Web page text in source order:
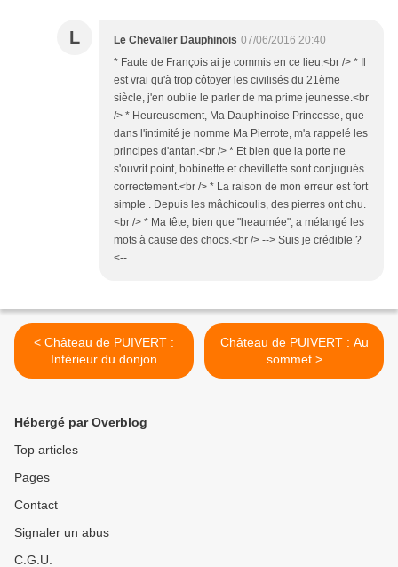
L Le Chevalier Dauphinois 07/06/2016 20:40
* Faute de François ai je commis en ce lieu.<br /> * Il
est vrai qu'à trop côtoyer les civilisés du 21ème
siècle, j'en oublie le parler de ma prime jeunesse.<br
/> * Heureusement, Ma Dauphinoise Princesse, que
dans l'intimité je nomme Ma Pierrote, m'a rappelé les
principes d'antan.<br /> * Et bien que la porte ne
s'ouvrit point, bobinette et chevillette sont conjugués
correctement.<br /> * La raison de mon erreur est fort
simple . Depuis les mâchicoulis, des pierres ont chu.
<br /> * Ma tête, bien que "heaumée", a mélangé les
mots à cause des chocs.<br /> --> Suis je crédible ?
<--
< Château de PUIVERT :
Intérieur du donjon
Château de PUIVERT : Au
sommet >
Hébergé par Overblog
Top articles
Pages
Contact
Signaler un abus
C.G.U.